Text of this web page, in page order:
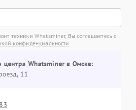
техники Whatsminer, Вы соглашаетесь с
конфиденциальности
центра Whatsminer в Омске:
11